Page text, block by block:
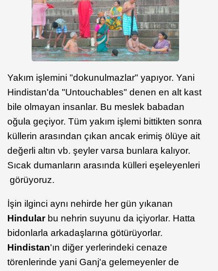
Yakım işlemini "dokunulmazlar" yapıyor. Yani
Hindistan'da "Untouchables" denen en alt kast
bile olmayan insanlar. Bu meslek babadan
oğula geçiyor. Tüm yakım işlemi bittikten sonra
küllerin arasından çıkan ancak erimiş ölüye ait
değerli altın vb. şeyler varsa bunlara kalıyor.
Sıcak dumanların arasında külleri eşeleyenleri
görüyoruz.
İşin ilginci aynı nehirde her gün yıkanan
Hindular bu nehrin suyunu da içiyorlar. Hatta
bidonlarla arkadaşlarına götürüyorlar.
Hindistan'ın diğer yerlerindeki cenaze
törenlerinde yani Ganj'a gelemeyenler de